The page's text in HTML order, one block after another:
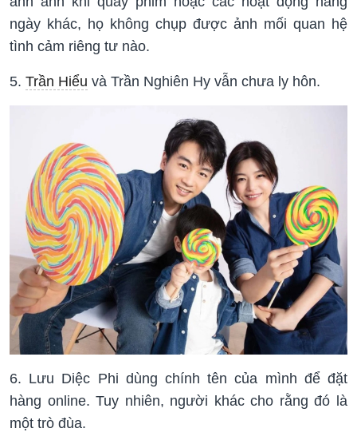
ngày khác, họ không chụp được ảnh mối quan hệ
tình cảm riêng tư nào.
5. Trần Hiểu và Trần Nghiên Hy vẫn chưa ly hôn.
6. Lưu Diệc Phi dùng chính tên của mình để đặt
hàng online. Tuy nhiên, người khác cho rằng đó là
một trò đùa.